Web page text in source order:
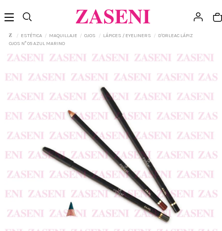
ESTÉTICA MAQUILLAJE OJOS LÁPICES / EYELINERS
D'ORLEAC LÁPIZ
OJOS N° 05 AZUL MARINO